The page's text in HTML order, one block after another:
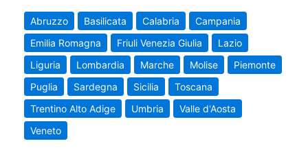
Abruzzo Basilicata Calabria
Campania
Emilia Romagna
Friuli Venezia Giulia
Lazio
Liguria
Lombardia Marche Molise
Piemonte
Puglia
Sardegna Sicilia
Toscana
Trentino Alto Adige
Umbria
Valle d'Aosta
Veneto